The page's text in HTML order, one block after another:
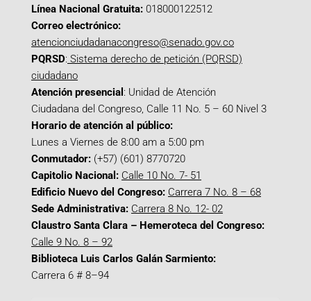
Línea Nacional Gratuita: 018000122512
Correo electrónico:
atencionciudadanacongreso@senado.gov.co
PQRSD: Sistema derecho de petición (PQRSD)
ciudadano
Atención presencial : Unidad de Atención
Ciudadana del Congreso, Calle 11 No. 5 – 60 Nivel 3
Horario de atención al público:
Lunes a Viernes de 8:00 am a 5:00 pm
Conmutador: (+57) (601) 8770720
Capitolio Nacional: Calle 10 No. 7- 51
Edificio Nuevo del Congreso: Carrera 7 No. 8 – 68
Sede Administrativa: Carrera 8 No. 12- 02
Claustro Santa Clara – Hemeroteca del Congreso:
Calle 9 No. 8 – 92
Biblioteca Luis Carlos Galán Sarmiento:
Carrera 6 # 8–94